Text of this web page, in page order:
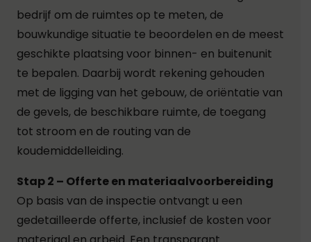
bedrijf om de ruimtes op te meten, de
bouwkundige situatie te beoordelen en de meest
geschikte plaatsing voor binnen- en buitenunit
te bepalen. Daarbij wordt rekening gehouden
met de ligging van het gebouw, de oriëntatie van
de gevels, de beschikbare ruimte, de toegang
tot stroom en de routing van de
koudemiddelleiding.
Stap 2 – Offerte en materiaalvoorbereiding
Op basis van de inspectie ontvangt u een
gedetailleerde offerte, inclusief de kosten voor